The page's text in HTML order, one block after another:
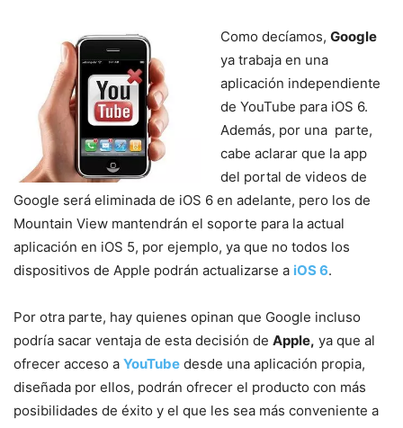
Como decíamos, Google
ya trabaja en una
aplicación independiente
de YouTube para iOS 6.
Además, por una parte,
cabe aclarar que la app
del portal de videos de
Google será eliminada de iOS 6 en adelante, pero los de
Mountain View mantendrán el soporte para la actual
aplicación en iOS 5, por ejemplo, ya que no todos los
dispositivos de Apple podrán actualizarse a iOS 6.
Por otra parte, hay quienes opinan que Google incluso
podría sacar ventaja de esta decisión de Apple, ya que al
ofrecer acceso a YouTube desde una aplicación propia,
diseñada por ellos, podrán ofrecer el producto con más
posibilidades de éxito y el que les sea más conveniente a